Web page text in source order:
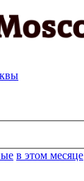
в этом месяце